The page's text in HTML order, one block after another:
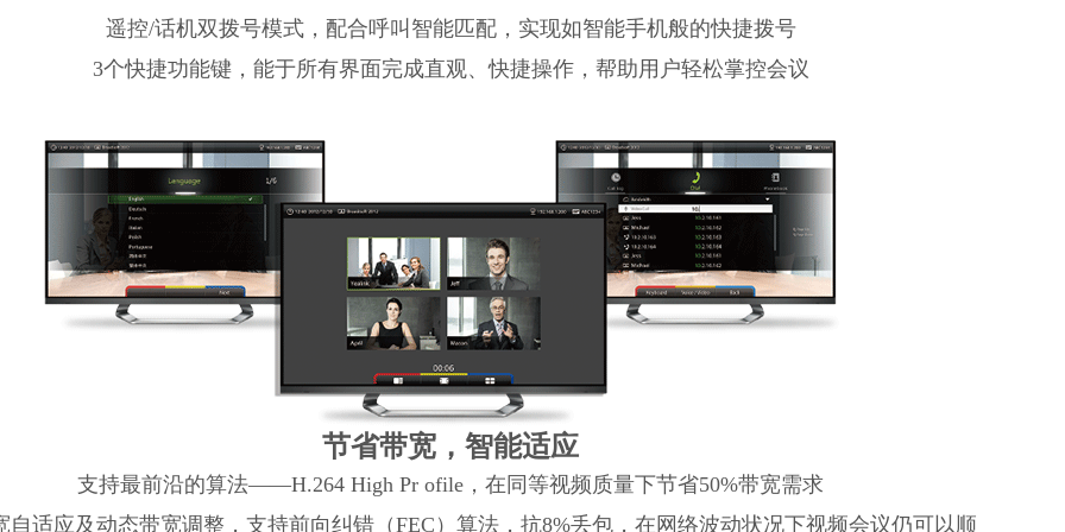
遥控/话机双拨号模式，配合呼叫智能匹配，实现如智能手机般的快捷拨号
3个快捷功能键，能于所有界面完成直观、快捷操作，帮助用户轻松掌控会议
节省带宽，智能适应
支持最前沿的算法——H.264 High Pr ofile，在同等视频质量下节省50%带宽需求
自适应及动态带宽调整，支持前向纠错（FEC）算法，抗8%丢包，在网络波动状况下视频会议仍可以顺